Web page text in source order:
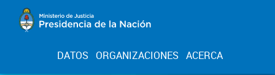
DATOS ORGANIZACIONES ACERCA